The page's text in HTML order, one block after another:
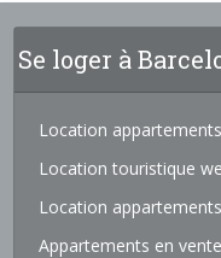
Se loger à
Location
Location touristique
Location
Appartements en